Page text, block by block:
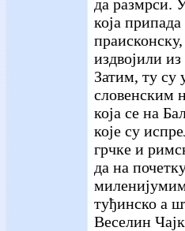
да размрси.
која
издвојили
Затим, ту су
словенским
која се на
које су
грчке и
да на
туђинско а
Веселин